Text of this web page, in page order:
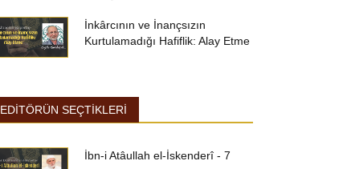
İnkârcının ve İnançsızın
Kurtulamadığı Hafiflik: Alay Etme
EDİTÖRÜN SEÇTİKLERİ
İbn-i Atâullah el-İskenderî - 7